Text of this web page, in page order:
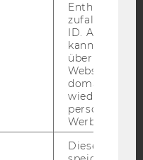
Blog
Bluesky
Enthält eine
ID. Anhand
kann Google
über
Websites
Werbung
Dieses Cookie